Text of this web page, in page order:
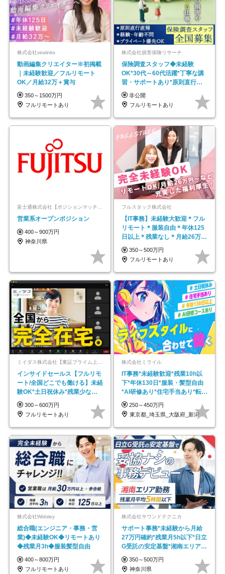
株式会社viralinks
動画編集クリエイター※初掲載
｜未経験歓迎／フルリモート
OK／月給32万＋賞与
350～1500万円
フルリモートあり
株式会社損害保険リサーチ
保険調査スタッフ◆未経験
OK*30代～60代活躍*丁寧な講
習・サポートあり*原則直行直
帰／全国募集・業務委託
非公開
フルリモートあり
富士通株式会社【ポジションマッチ登録】
営業系オープンポジション
400～900万円
神奈川県
フルスタック株式会社
【IT事務】未経験大歓迎＊フル
リモート＊服装自由＊年休125
日以上＊残業なし＊月給26万円
以上
350～500万円
フルリモートあり
インサイドセールス【フルリモ
ート/全国どこでも働ける】未経
験OK*土日祝休み*残業少なめ*
在宅勤務手当あり
300～600万円
フルリモートあり
株式会社ミライル
IT事務*未経験歓迎*残業10h以
下*年休130日*服装・髪型自由
*AI研修あり*住宅手当あり*転勤
なし
250～450万円
東京都_埼玉県_大阪府_新潟県_福岡県
株式会社Widsley
総合職(エンジニア・事務・営
業)◆未経験OK◆リモートあり
◆残業月3h◆服装髪型自由
400～800万円
フルリモートあり
株式会社サウンドテクニカ
サポート事務*未経験から月給
27万円確約*残業月5h以下*日立
G受託の安定基盤*湘南エリア勤
務
350～500万円
神奈川県